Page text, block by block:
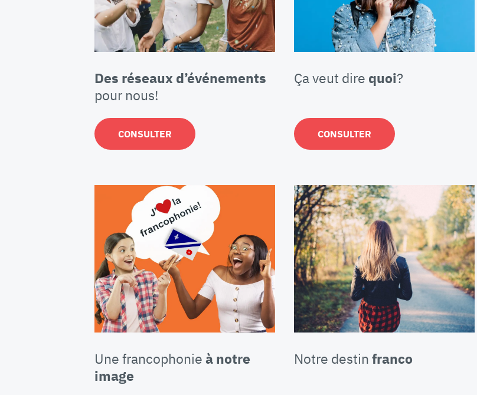
Des réseaux d’événements
pour nous!
CONSULTER
Ça veut dire quoi?
CONSULTER
Une francophonie à notre
image
Notre destin franco